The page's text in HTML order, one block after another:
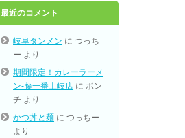
最近のコメント
岐阜タンメン につっち
ー より
期間限定！カレーラーメ
ン-藤一番土岐店 にポン
チ より
かつ丼と麺 につっちー
より